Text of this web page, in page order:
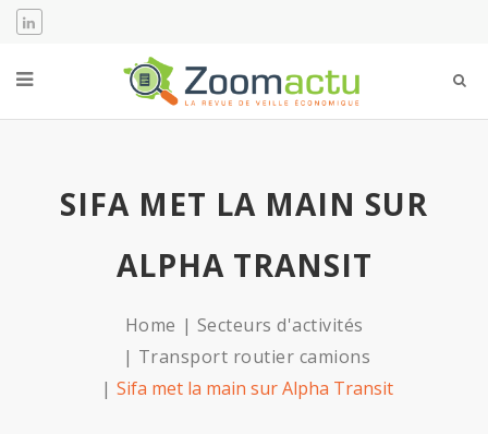
SIFA MET LA MAIN SUR
ALPHA TRANSIT
Home
Secteurs d'activités
Transport routier camions
Sifa met la main sur Alpha Transit